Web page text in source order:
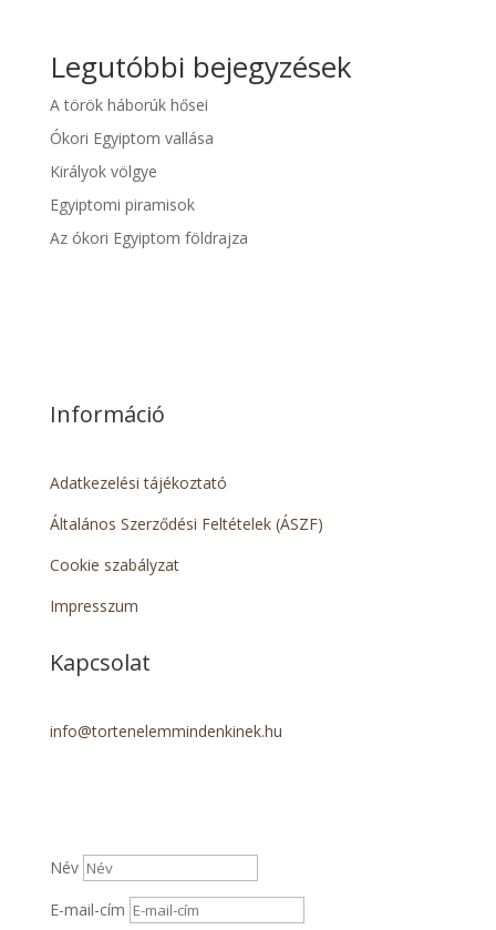
Legutóbbi bejegyzések
A török háborúk hősei
Ókori Egyiptom vallása
Királyok völgye
Egyiptomi piramisok
Az ókori Egyiptom földrajza
Információ
Adatkezelési tájékoztató
Általános Szerződési Feltételek (ÁSZF)
Cookie szabályzat
Impresszum
Kapcsolat
info@tortenelemmindenkinek.hu
Név
E-mail-cím